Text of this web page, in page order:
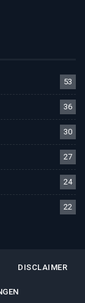
53
36
30
27
24
22
DISCLAIMER